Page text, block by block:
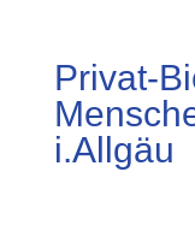
Privat-
i.Allgäu